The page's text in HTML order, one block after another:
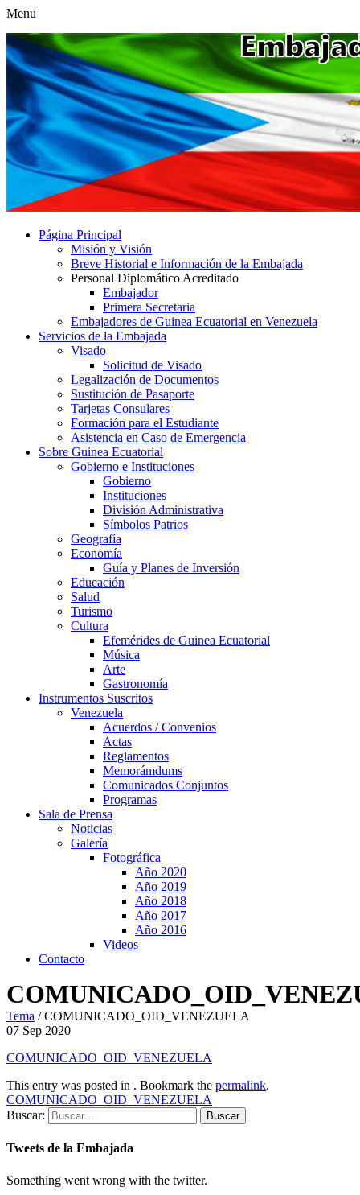
Menu
Página Principal
Misión y Visión
Breve Historial e Información de la Embajada
Personal Diplomático Acreditado
Embajador
Primera Secretaria
Embajadores de Guinea Ecuatorial en Venezuela
Servicios de la Embajada
Visado
Solicitud de Visado
Legalización de Documentos
Sustitución de Pasaporte
Tarjetas Consulares
Formación para el Estudiante
Asistencia en Caso de Emergencia
Sobre Guinea Ecuatorial
Gobierno e Instituciones
Gobierno
Instituciones
División Administrativa
Símbolos Patrios
Geografía
Economía
Guía y Planes de Inversión
Educación
Salud
Turismo
Cultura
Efemérides de Guinea Ecuatorial
Música
Arte
Gastronomía
Instrumentos Suscritos
Venezuela
Acuerdos / Convenios
Actas
Reglamentos
Memorámdums
Comunicados Conjuntos
Programas
Sala de Prensa
Noticias
Galería
Fotográfica
Año 2020
Año 2019
Año 2018
Año 2017
Año 2016
Videos
Contacto
Tema /COMUNICADO_OID_VENEZUELA
07 Sep 2020
COMUNICADO_OID_VENEZUELA
This entry was posted in . Bookmark the permalink.
COMUNICADO_OID_VENEZUELA
Buscar:
Tweets de la Embajada
Something went wrong with the twitter.